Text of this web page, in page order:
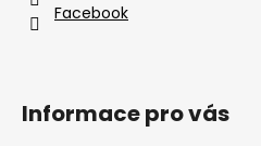
Facebook
Informace pro vás